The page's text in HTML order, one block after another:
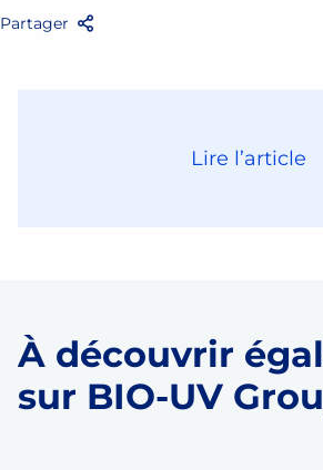
Partager
Lire l’article
À découvrir
sur BIO-UV